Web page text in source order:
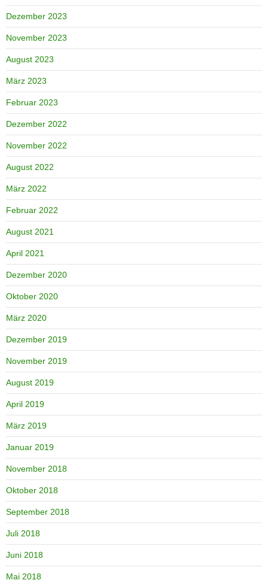
Dezember 2023
November 2023
August 2023
März 2023
Februar 2023
Dezember 2022
November 2022
August 2022
März 2022
Februar 2022
August 2021
April 2021
Dezember 2020
Oktober 2020
März 2020
Dezember 2019
November 2019
August 2019
April 2019
März 2019
Januar 2019
November 2018
Oktober 2018
September 2018
Juli 2018
Juni 2018
Mai 2018